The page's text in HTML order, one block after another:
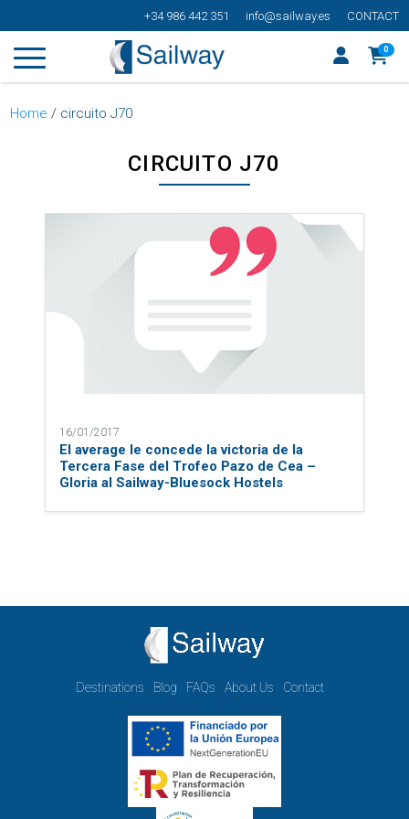
+34 986 442 351 info@sailway.es CONTACT
0
Home / circuito J70
CIRCUITO J70
16/01/2017
El average le concede la victoria de la
Tercera Fase del Trofeo Pazo de Cea –
Gloria al Sailway-Bluesock Hostels
Destinations Blog FAQs About Us Contact